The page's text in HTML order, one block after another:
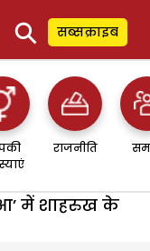
⚲ सब्सक्राइब
राजनीति
में शाहरुख के